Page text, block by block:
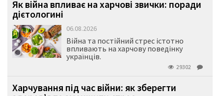
Як війна впливає на харчові звички: поради
дієтологині
06.08.2026
Війна та постійний стрес істотно
впливають на харчову поведінку
українців.
29302
Харчування під час війни: як зберегти